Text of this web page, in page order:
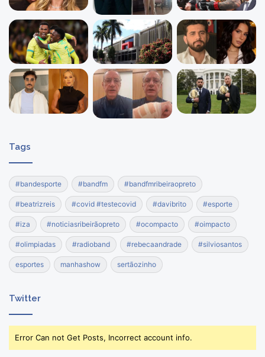
Tags
#bandesporte #bandfm #bandfmribeiraopreto
#beatrizreis #covid #testecovid #davibrito #esporte
#iza #noticiasribeirãopreto #ocompacto #oimpacto
#olimpiadas #radioband #rebecaandrade #silviosantos
esportes manhashow sertãozinho
Twitter
Error Can not Get Posts, Incorrect account info.